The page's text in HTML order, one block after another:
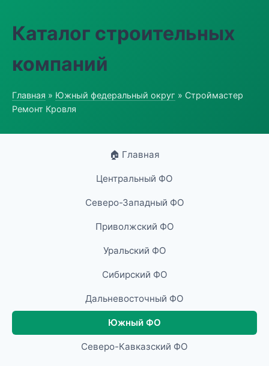
Каталог строительных
компаний
Главная » Южный федеральный округ » Строймастер
Ремонт Кровля
🏠 Главная
Центральный ФО
Северо-Западный ФО
Приволжский ФО
Уральский ФО
Сибирский ФО
Дальневосточный ФО
Южный ФО
Северо-Кавказский ФО